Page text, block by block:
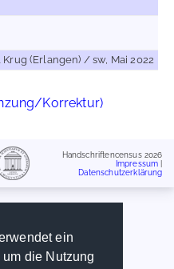
ein
die Nutzung
Krug (Erlangen) / sw, Mai 2022
Korrektur)
Handschriftencensus 2026
Impressum
Datenschutzerklärung